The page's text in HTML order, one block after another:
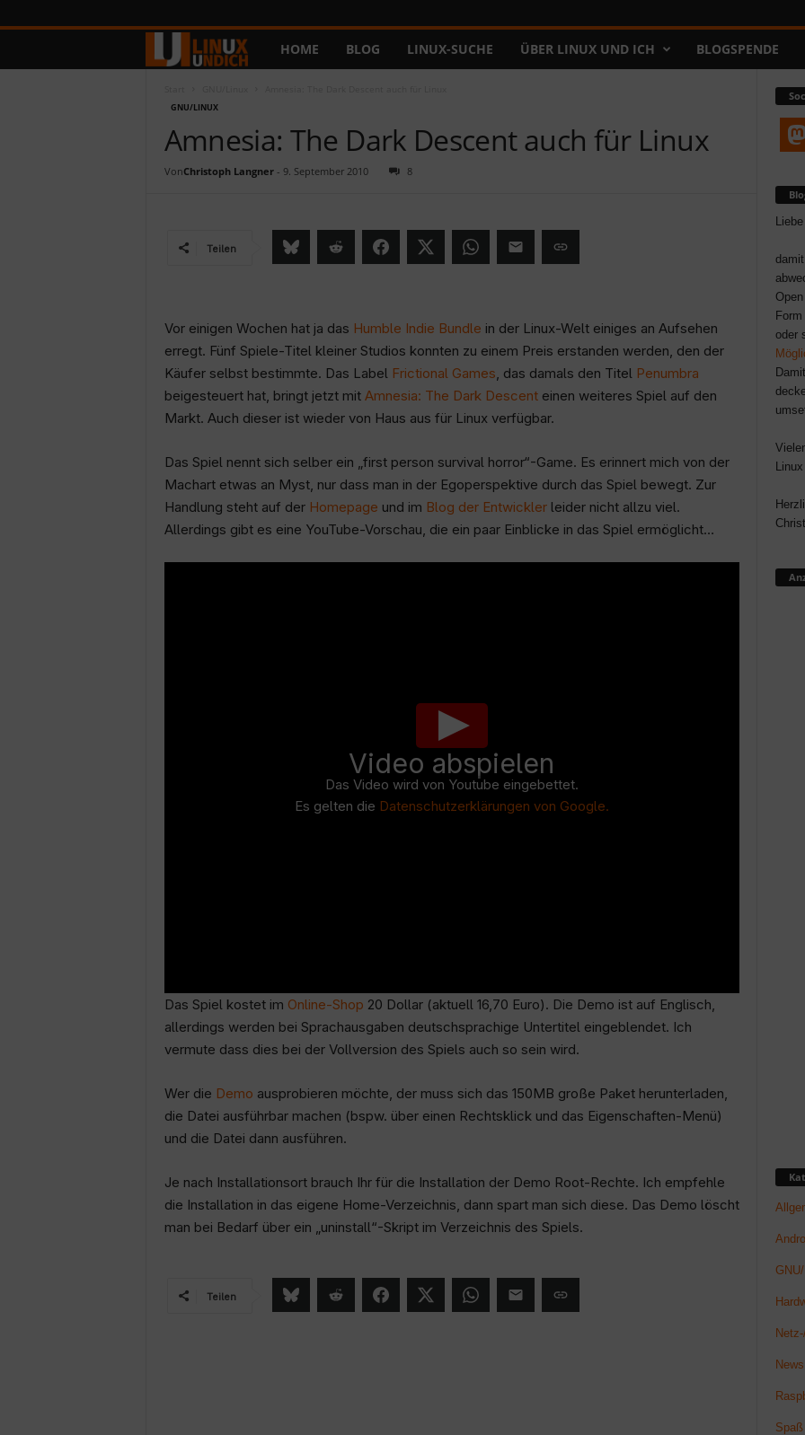
u
d
c
HOME BLOG LINUX-SUCHE ÜBER LINUX UND ICH BLOGSPENDE
GNU/LINUX
Amnesia: The Dark Descent auch für Linux
VonChristoph Langner- 9. September 2010 8
Teilen
Vor einigen Wochen hat ja das Humble Indie Bundle in der Linux-Welt einiges an Aufsehen
erregt. Fünf Spiele-Titel kleiner Studios konnten zu einem Preis erstanden werden, den der
Käufer selbst bestimmte. Das Label Frictional Games, das damals den Titel Penumbra
beigesteuert hat, bringt jetzt mit Amnesia: The Dark Descenteinen weiteres Spiel auf den
Markt. Auch dieser ist wieder von Haus aus für Linux verfügbar.
Das Spiel nennt sich selber ein „first person survival horror“-Game. Es erinnert mich von der
Machart etwas an Myst, nur dass man in der Egoperspektive durch das Spiel bewegt. Zur
Handlung steht auf der Homepage und im Blog der Entwicklerleider nicht allzu viel.
Allerdings gibt es eine YouTube-Vorschau, die ein paar Einblicke in das Spiel ermöglicht…
Video abspielen
Das Video wird von Youtube eingebettet.
Es gelten die Datenschutzerklärungen von Google.
Das Spiel kostet im Online-Shop 20 Dollar (aktuell 16,70 Euro). Die Demo ist auf Englisch,
allerdings werden bei Sprachausgaben deutschsprachige Untertitel eingeblendet. Ich
vermute dass dies bei der Vollversion des Spiels auch so sein wird.
Wer die Demo ausprobieren möchte, der muss sich das 150MB große Paket herunterladen,
die Datei ausführbar machen (bspw. über einen Rechtsklick und das Eigenschaften-Menü)
und die Datei dann ausführen.
Je nach Installationsort brauch Ihr für die Installation der Demo Root-Rechte. Ich empfehle
die Installation in das eigene Home-Verzeichnis, dann spart man sich diese. Das Demo löscht
man bei Bedarf über ein „uninstall“-Skript im Verzeichnis des Spiels.
Teilen
oder
News
Spaß